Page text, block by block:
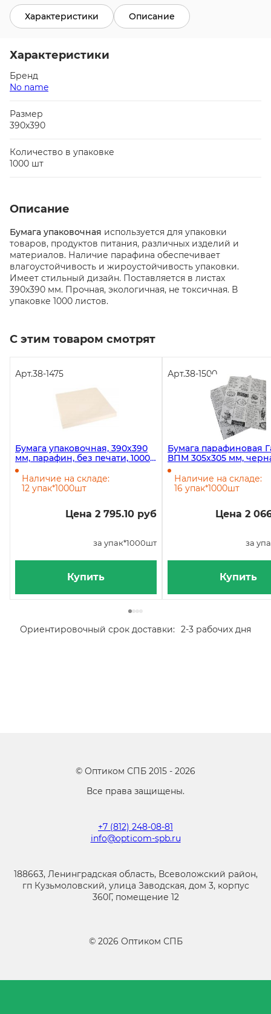
Характеристики Описание
Характеристики
Бренд
No name
Размер
390х390
Количество в упаковке
1000 шт
Описание
Бумага упаковочная используется для упаковки
товаров, продуктов питания, различных изделий и
материалов. Наличие парафина обеспечивает
влагоустойчивость и жироустойчивость упаковки.
Имеет стильный дизайн. Поставляется в листах
390х390 мм. Прочная, экологичная, не токсичная. В
упаковке 1000 листов.
С этим товаром смотрят
Арт.38-1475
Бумага упаковочная, 390х390
мм, парафин, без печати, 1000
штук в упаковке
Наличие на складе:
12 упак*1000шт
Цена 2 795.10 руб
за упак*1000шт
Купить
Арт.38-1500
Бумага парафиновая
ВПМ 305х305 мм,
листов
Наличие на складе:
16 упак*1000шт
Цена 2
за
Купить
Ориентировочный срок доставки: 2-3 рабочих дня
© Оптиком СПБ 2015 - 2026
Все права защищены.
+7 (812) 248-08-81
info@opticom-spb.ru
188663, Ленинградская область, Всеволожский район,
гп Кузьмоловский, улица Заводская, дом 3, корпус
360Г, помещение 12
© 2026 Оптиком СПБ